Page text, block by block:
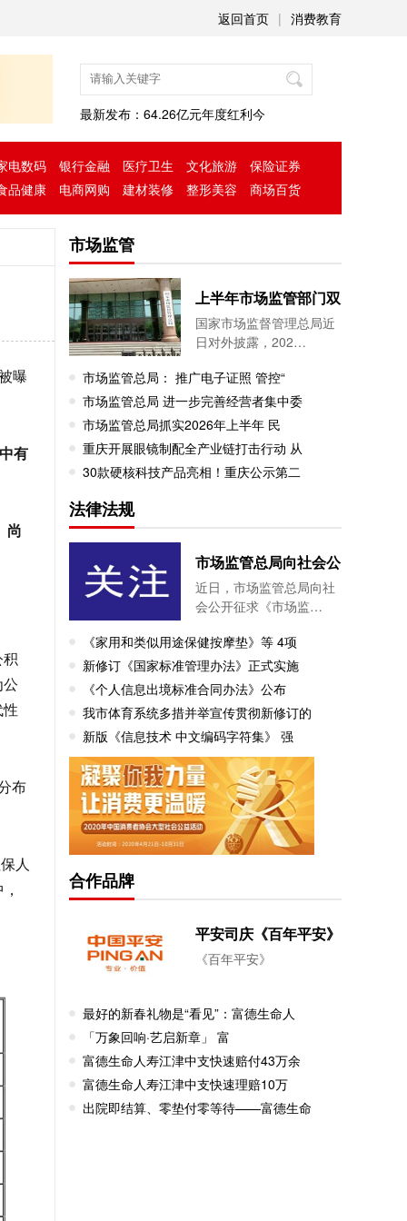
返回首页 | 消费教育
最新发布： 64.26亿元年度红利今
电数码 银行金融 医疗卫生 文化旅游
保险证券
品健康 电商网购 建材装修 整形美容 商场百货
曝
有
尚
积
公
性
布
人
市场监管
上半年市场监管部门双
国家市场监督管理总局近
日对外披露，202…
市场监管总局： 推广电子证照 管控“
市场监管总局 进一步完善经营者集中委
市场监管总局抓实2026年上半年 民
重庆开展眼镜制配全产业链打击行动 从
30款硬核科技产品亮相！重庆公示第二
法律法规
市场监管总局向社会公
近日，市场监管总局向社
会公开征求《市场监…
《家用和类似用途保健按摩垫》等 4项
新修订《国家标准管理办法》正式实施
《个人信息出境标准合同办法》公布
我市体育系统多措并举宣传贯彻新修订的
新版《信息技术 中文编码字符集》 强
合作品牌
平安司庆《百年平安》
《百年平安》
最好的新春礼物是“看见”：富德生命人
「万象回响·艺启新章」 富
富德生命人寿江津中支快速赔付43万余
富德生命人寿江津中支快速理赔10万
出院即结算、零垫付零等待——富德生命